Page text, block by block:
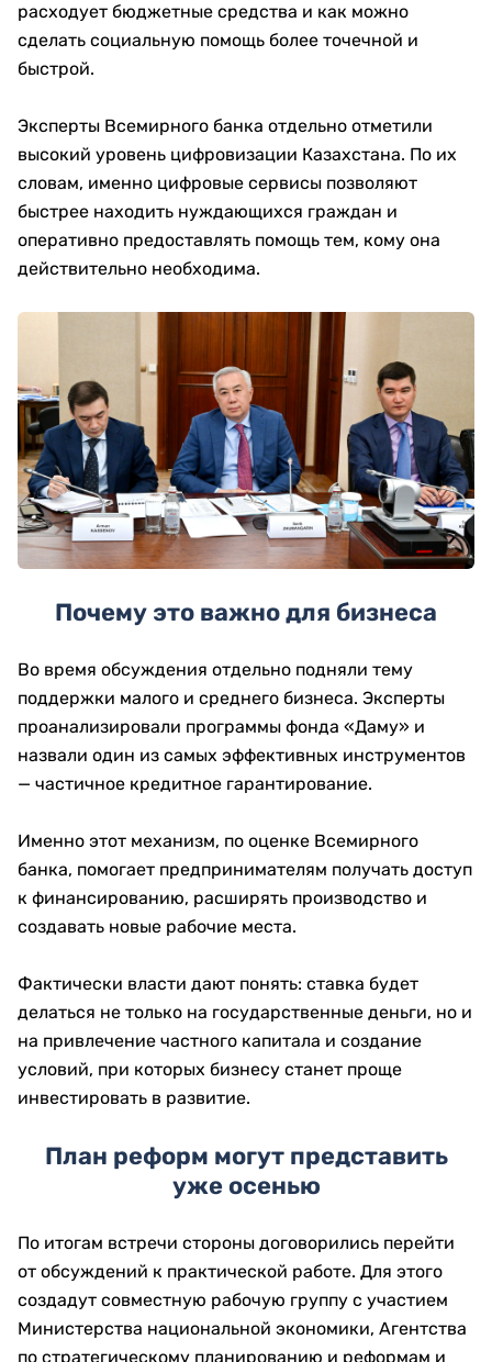
расходует бюджетные средства и как можно
сделать социальную помощь более точечной и
быстрой.
Эксперты Всемирного банка отдельно отметили
высокий уровень цифровизации Казахстана. По их
словам, именно цифровые сервисы позволяют
быстрее находить нуждающихся граждан и
оперативно предоставлять помощь тем, кому она
действительно необходима.
Почему это важно для бизнеса
Во время обсуждения отдельно подняли тему
поддержки малого и среднего бизнеса. Эксперты
проанализировали программы фонда «Даму» и
назвали один из самых эффективных инструментов
— частичное кредитное гарантирование.
Именно этот механизм, по оценке Всемирного
банка, помогает предпринимателям получать доступ
к финансированию, расширять производство и
создавать новые рабочие места.
Фактически власти дают понять: ставка будет
делаться не только на государственные деньги, но и
на привлечение частного капитала и создание
условий, при которых бизнесу станет проще
инвестировать в развитие.
План реформ могут представить
уже осенью
По итогам встречи стороны договорились перейти
от обсуждений к практической работе. Для этого
создадут совместную рабочую группу с участием
Министерства национальной экономики, Агентства
по стратегическому планированию и реформам и